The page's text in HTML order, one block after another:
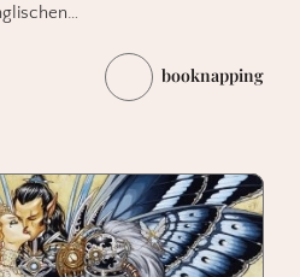
booknapping